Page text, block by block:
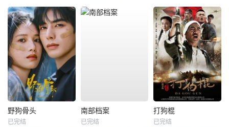
野狗骨头
已完结
南部档案
已完结
打狗棍
已完结